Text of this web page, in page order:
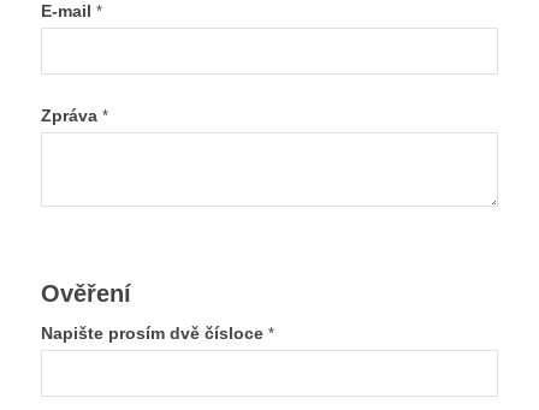
E-mail *
Zpráva *
Ověření
Napište prosím dvě čísloce *